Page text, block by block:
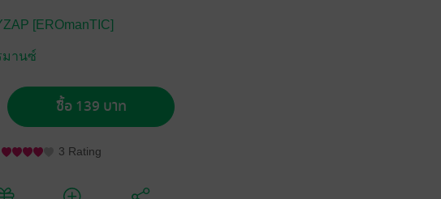
[EROmanTIC]
มานซ์
ซื้อ 139 บาท
3 Rating